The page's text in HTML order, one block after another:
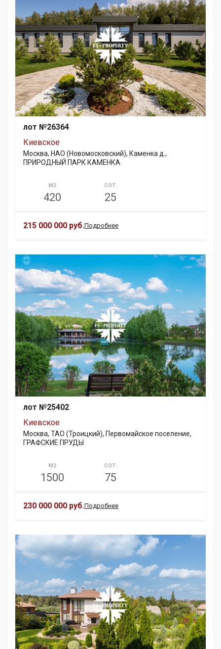
лот №26364
Киевское
Москва, НАО (Новомосковский), Каменка д.,
ПРИРОДНЫЙ ПАРК КАМЕНКА
М2
420
СОТ.
25
215 000 000 руб.Подробнее
лот №25402
Киевское
Москва, ТАО (Троицкий), Первомайское поселение,
ГРАФСКИЕ ПРУДЫ
М2
1500
СОТ.
75
230 000 000 руб.Подробнее